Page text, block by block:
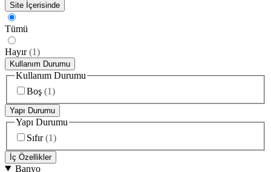
Site İçerisinde
Tümü
Hayır (1)
Kullanım Durumu
Kullanım Durumu
Boş (1)
Yapı Durumu
Yapı Durumu
Sıfır (1)
İç Özellikler
Banyo